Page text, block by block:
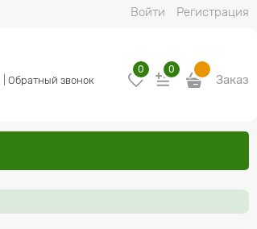
Войти Регистрация
Обратный звонок
0 0
Заказ